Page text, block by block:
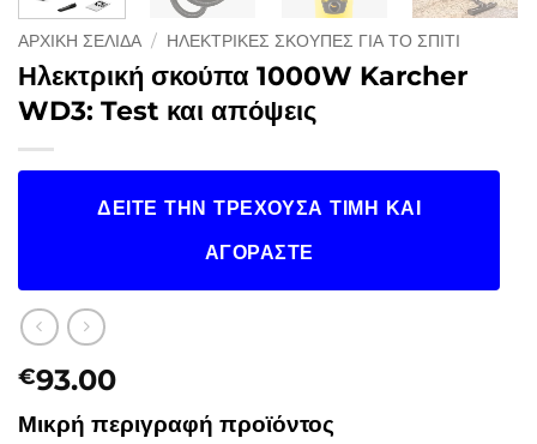
ΑΡΧΙΚΉ ΣΕΛΊΔΑ / ΗΛΕΚΤΡΙΚΈΣ ΣΚΟΎΠΕΣ ΓΙΑ ΤΟ ΣΠΊΤΙ
Ηλεκτρική σκούπα 1000W Karcher
WD3: Test και απόψεις
ΔΕΊΤΕ ΤΗΝ ΤΡΈΧΟΥΣΑ ΤΙΜΉ ΚΑΙ
ΑΓΟΡΆΣΤΕ
€93.00
Μικρή περιγραφή προϊόντος